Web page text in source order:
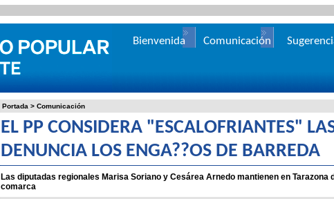
Portada > Comunicación
EL PP CONSIDERA "ESCALOFRIANTES"
DENUNCIA LOS ENGA??OS DE BARREDA
Las diputadas regionales Marisa Soriano y Cesárea Arnedo mantienen en
comarca
Bienvenida Comunicación